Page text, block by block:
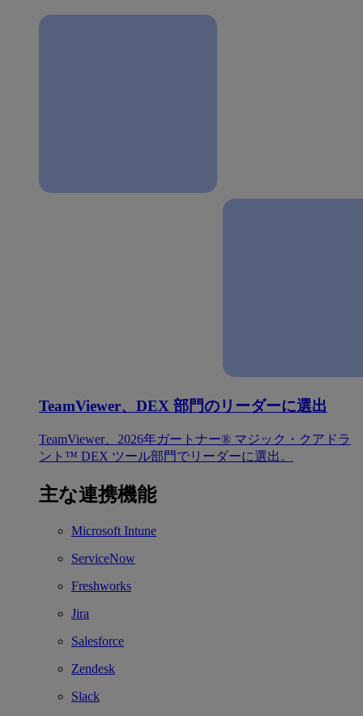
TeamViewer、DEX 部門のリーダーに選出
TeamViewer、2026年ガートナー® マジック・クアドラ
ント™ DEX ツール部門でリーダーに選出。
主な連携機能
Microsoft Intune
ServiceNow
Freshworks
Jira
Salesforce
Zendesk
Slack